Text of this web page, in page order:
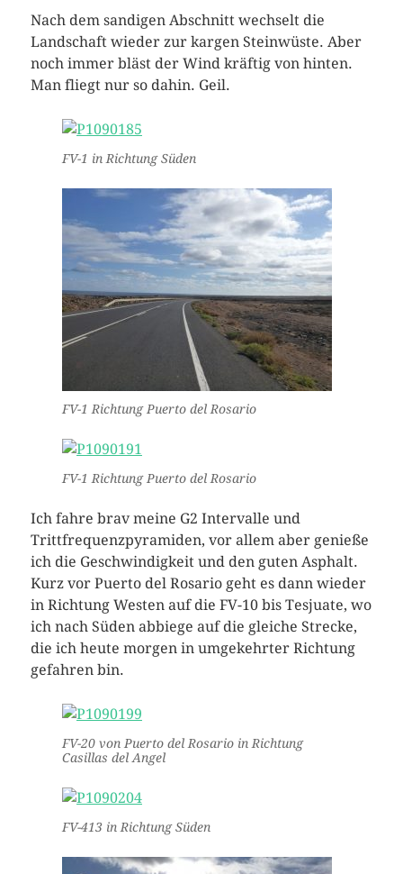
Nach dem sandigen Abschnitt wechselt die
Landschaft wieder zur kargen Steinwüste. Aber
noch immer bläst der Wind kräftig von hinten.
Man fliegt nur so dahin. Geil.
FV-1 in Richtung Süden
FV-1 Richtung Puerto del Rosario
FV-1 Richtung Puerto del Rosario
Ich fahre brav meine G2 Intervalle und
Trittfrequenzpyramiden, vor allem aber genieße
ich die Geschwindigkeit und den guten Asphalt.
Kurz vor Puerto del Rosario geht es dann wieder
in Richtung Westen auf die FV-10 bis Tesjuate, wo
ich nach Süden abbiege auf die gleiche Strecke,
die ich heute morgen in umgekehrter Richtung
gefahren bin.
FV-20 von Puerto del Rosario in Richtung
Casillas del Angel
FV-413 in Richtung Süden